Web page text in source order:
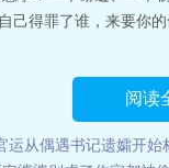
己得罪了谁，来要你
阅读
运从偶遇书记遗孀开始